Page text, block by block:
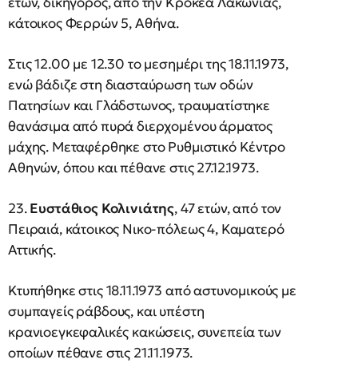
κάτοικος Φερρών 5, Αθήνα.
Στις 12.00 με 12.30 το μεσημέρι της 18.11.1973,
ενώ βάδιζε στη διασταύρωση των οδών
Πατησίων και Γλάδστωνος, τραυματίστηκε
θανάσιμα από πυρά διερχομένου άρματος
μάχης. Μεταφέρθηκε στο Ρυθμιστικό Κέντρο
Αθηνών, όπου και πέθανε στις 27.12.1973.
23.Ευστάθιος Κολινιάτης, 47 ετών, από τον
Πειραιά, κάτοικος Νικο-πόλεως 4, Καματερό
Αττικής.
Κτυπήθηκε στις 18.11.1973 από αστυνομικούς με
συμπαγείς ράβδους, και υπέστη
κρανιοεγκεφαλικές κακώσεις, συνεπεία των
οποίων πέθανε στις 21.11.1973.